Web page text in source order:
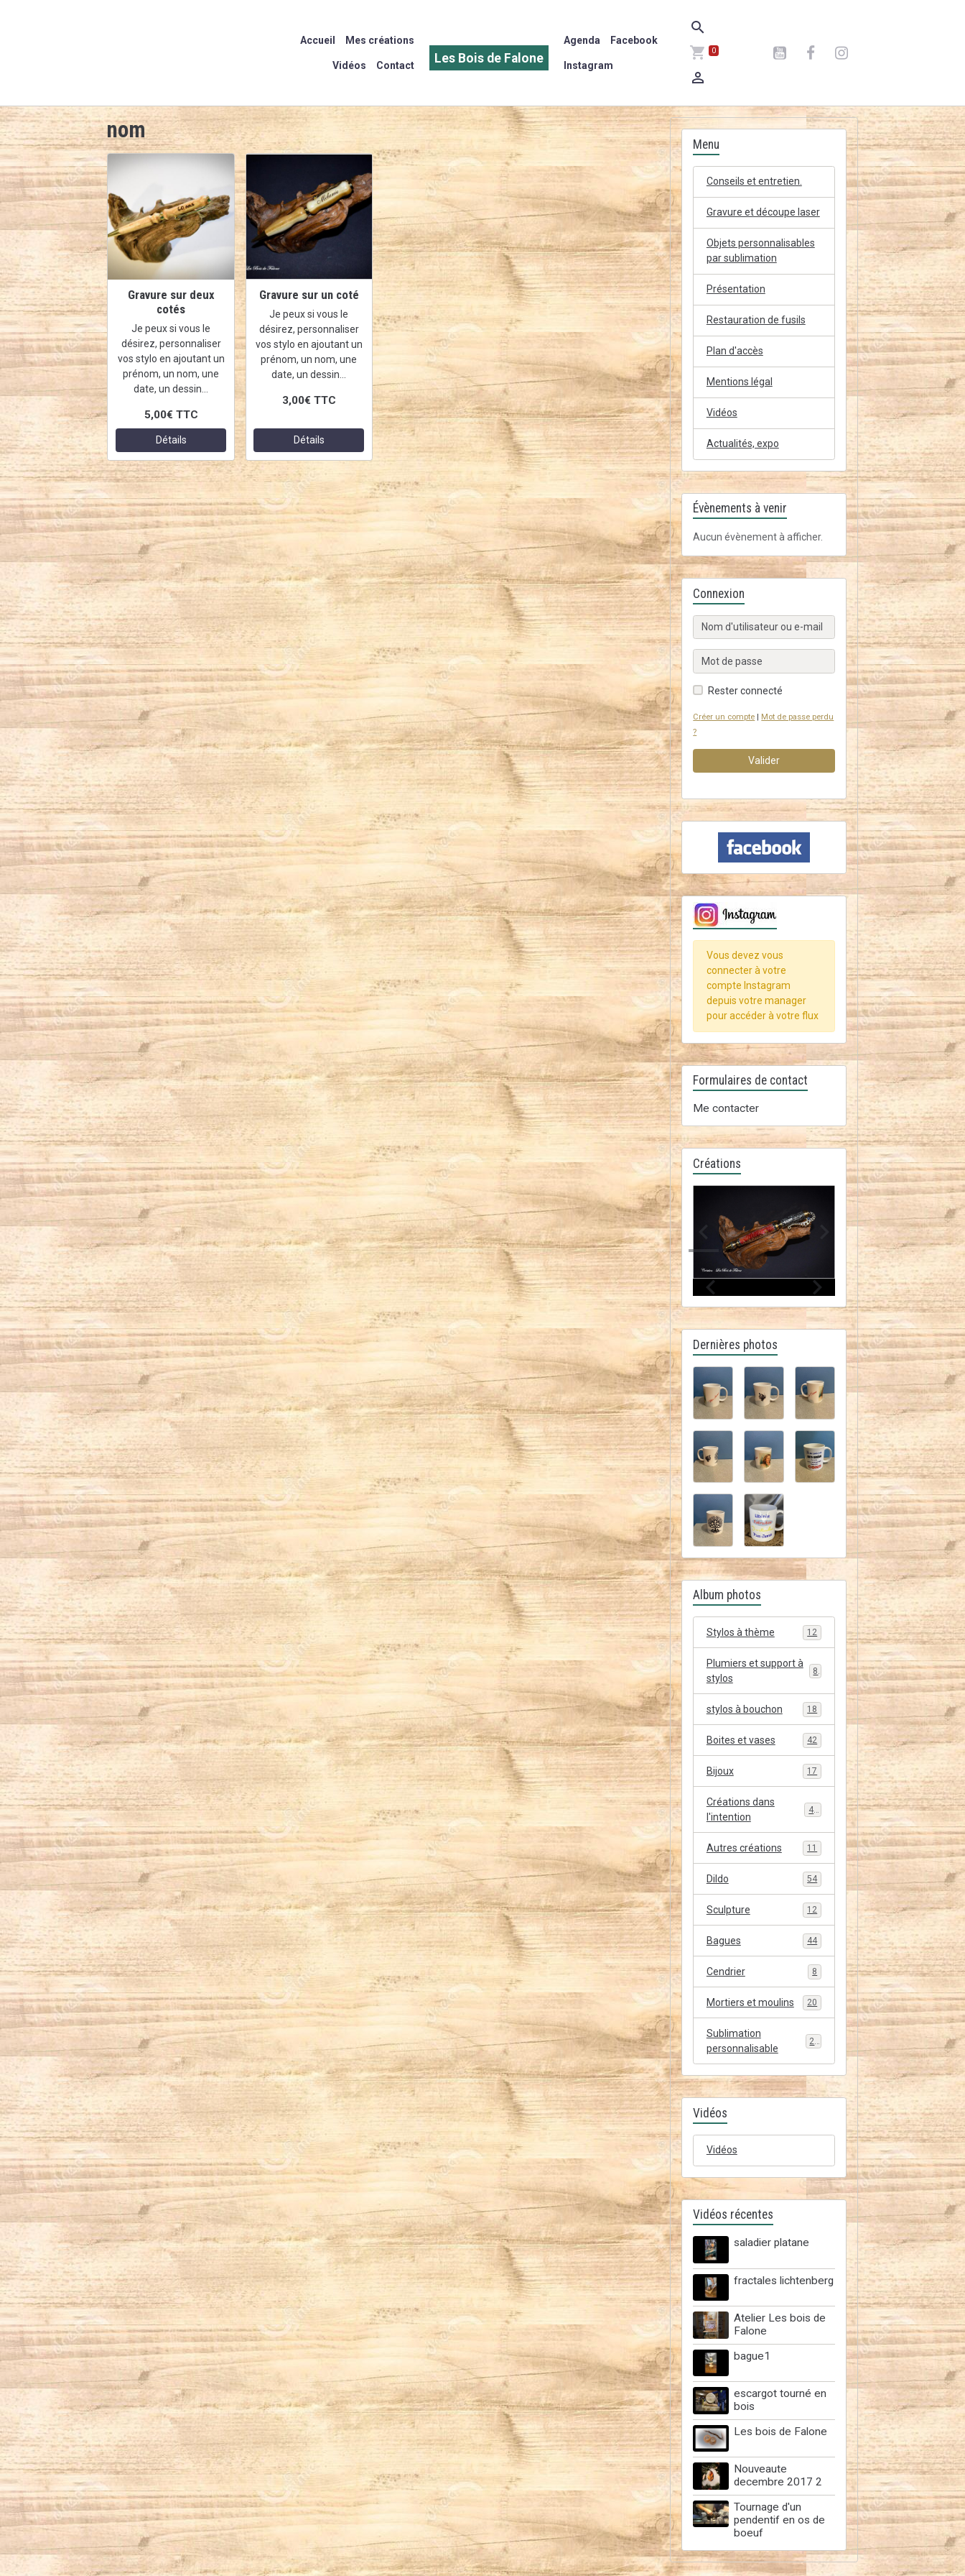
Accueil Mes créations
Vidéos Contact Les Bois de Falone
Agenda Facebook
Instagram
0
nom
Gravure sur deux
cotés
Je peux si vous le
désirez, personnaliser
vos stylo en ajoutant un
prénom, un nom, une
date, un dessin...
5,00€ TTC
Détails
Gravure sur un coté
Je peux si vous le
désirez, personnaliser
vos stylo en ajoutant un
prénom, un nom, une
date, un dessin...
3,00€ TTC
Détails
Menu
Conseils et entretien.
Gravure et découpe laser
Objets personnalisables
par sublimation
Présentation
Restauration de fusils
Plan d'accès
Mentions légal
Vidéos
Actualités, expo
Évènements à venir
Aucun évènement à afficher.
Connexion
Rester connecté
Créer un compte | Mot de passe perdu
?
Valider
Vous devez vous
connecter à votre
compte Instagram
depuis votre manager
pour accéder à votre flux
Formulaires de contact
Me contacter
Créations
Dernières photos
Album photos
Stylos à thème 12
Plumiers et support à
stylos
8
stylos à bouchon 18
Boites et vases 42
Bijoux 17
Créations dans
l'intention
48
Autres créations 11
Dildo 54
Sculpture 12
Bagues 44
Cendrier 8
Mortiers et moulins 20
Sublimation
personnalisable
20
Vidéos
Vidéos
Vidéos récentes
saladier platane
fractales lichtenberg
Atelier Les bois de
Falone
bague1
escargot tourné en
bois
Les bois de Falone
Nouveaute
decembre 2017 2
Tournage d'un
pendentif en os de
boeuf